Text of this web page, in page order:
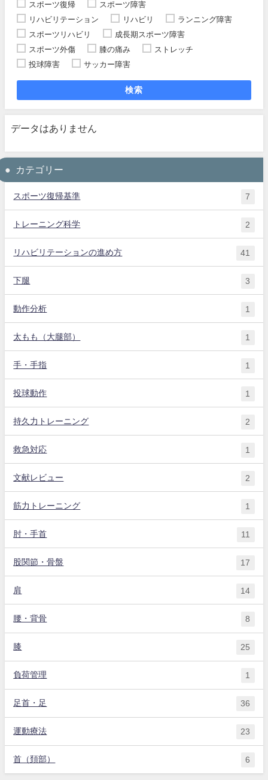
スポーツ復帰
スポーツ障害
リハビリテーション
リハビリ
ランニング障害
スポーツリハビリ
成長期スポーツ障害
スポーツ外傷
膝の痛み
ストレッチ
投球障害
サッカー障害
検索
データはありません
カテゴリー
スポーツ復帰基準 7
トレーニング科学 2
リハビリテーションの進め方 41
下腿 3
動作分析 1
太もも（大腿部） 1
手・手指 1
投球動作 1
持久力トレーニング 2
救急対応 1
文献レビュー 2
筋力トレーニング 1
肘・手首 11
股関節・骨盤 17
肩 14
腰・背骨 8
膝 25
負荷管理 1
足首・足 36
運動療法 23
首（頚部） 6